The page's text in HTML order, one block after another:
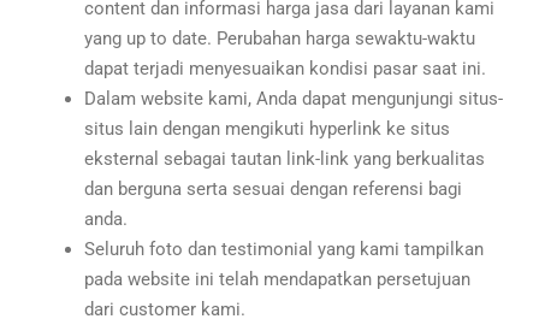
content dan informasi harga jasa dari layanan kami
yang up to date. Perubahan harga sewaktu-waktu
dapat terjadi menyesuaikan kondisi pasar saat ini.
Dalam website kami, Anda dapat mengunjungi situs-
situs lain dengan mengikuti hyperlink ke situs
eksternal sebagai tautan link-link yang berkualitas
dan berguna serta sesuai dengan referensi bagi
anda.
Seluruh foto dan testimonial yang kami tampilkan
pada website ini telah mendapatkan persetujuan
dari customer kami.